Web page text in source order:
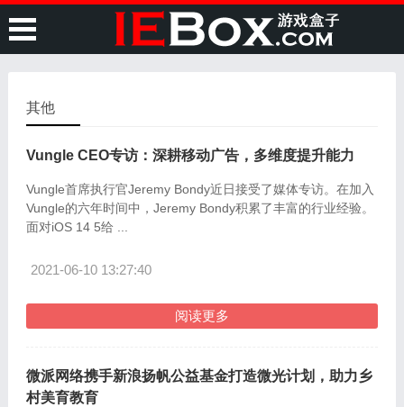
其他
Vungle CEO专访：深耕移动广告，多维度提升能力
Vungle首席执行官Jeremy Bondy近日接受了媒体专访。在加入
Vungle的六年时间中，Jeremy Bondy积累了丰富的行业经验。
2021-06-10 13:27:40
阅读更多
微派网络携手新浪扬帆公益基金打造微光计划，助力乡
村美育教育